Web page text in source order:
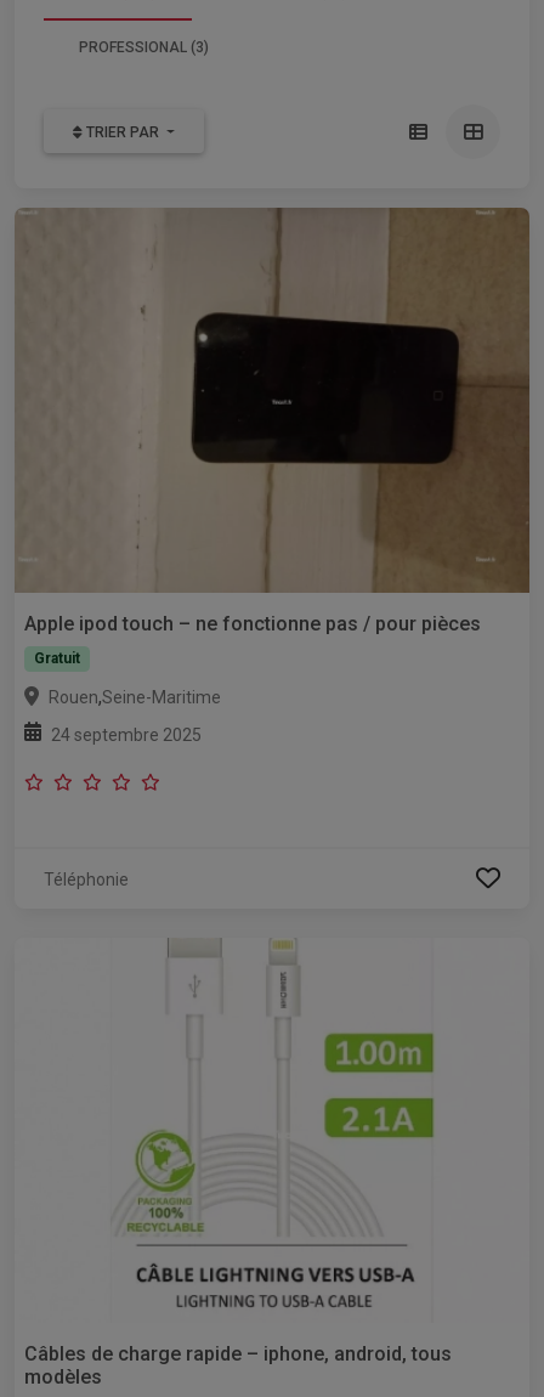
PROFESSIONAL (3)
TRIER PAR
Apple ipod touch – ne fonctionne pas / pour pièces
Gratuit
Rouen,Seine-Maritime
24 septembre 2025
Téléphonie
Câbles de charge rapide – iphone, android, tous
modèles